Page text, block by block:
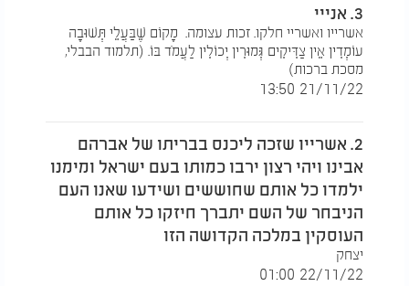
3. אנייי
אשרייו ואשריי חלקו. זכות עצומה. ​ מָקוֹם שֶׁבַּעֲלֵי תְּשׁוּבָה
עוֹמְדִין אֵין צַדִּיקִים גְּמוּרִין יְכוֹלִין לַעֲמֹד בּוֹ. (תלמוד הבבלי,
מסכת ברכות)
21/11/22 13:50
2. אשרייו שזכה ליכנס בבריתו של אברהם
אבינו ויהי רצון ירבו כמותו בעם ישראל ומימנו
ילמדו כל אותם שחוששים ושידעו שאנו העם
הניבחר של השם יתברך חיזקו כל אותם
העוסקין במלכה הקדושה הזו
יצחק
22/11/22 01:00